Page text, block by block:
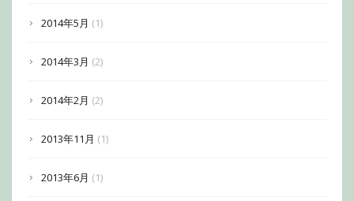
2014年5月 (1)
2014年3月 (2)
2014年2月 (2)
2013年11月 (1)
2013年6月 (1)